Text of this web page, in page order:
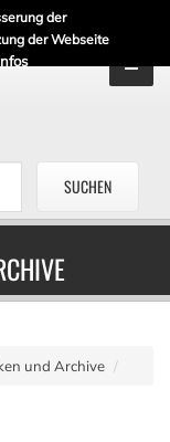
der
der Webseite
und Archive